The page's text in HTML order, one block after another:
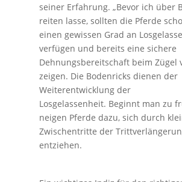
seiner Erfahrung. „Bevor ich über
reiten lasse, sollten die Pferde
einen gewissen Grad an
verfügen und bereits eine sichere
Dehnungsbereitschaft beim Zügel
zeigen. Die Bodenricks dienen der
Weiterentwicklung der
Losgelassenheit. Beginnt man zu
neigen Pferde dazu, sich durch
Zwischentritte der
entziehen.